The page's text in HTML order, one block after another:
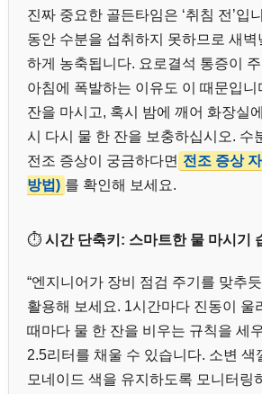
진짜 중요한 골든타임은 ‘취침 전’입
동안 수분을 섭취하지 못하므로 새벽
하게 농축됩니다. 요로결석 통증이
아침에 폭발하는 이유도 이 때문입니
잔을 마시고, 혹시 밤에 깨어 화장실
시 다시 물 한 잔을 보충하십시오. 수
전조 증상이 궁금하다면 전조 증상
방법) 를 확인해 보세요.
⏱️ 시간 단축키: 스마트한 물 마시기
“엔지니어가 장비 점검 주기를 맞추
활용해 보세요. 1시간마다 진동이 울
때마다 물 한 잔을 비우는 규칙을 세
2.5리터를 채울 수 있습니다. 소변 색
모네이드 색을 유지하도록 모니터링